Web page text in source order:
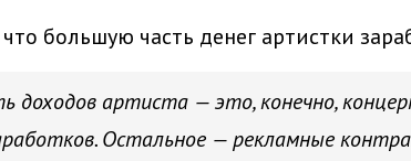
большую часть денег артистки
доходов артиста — это, конечно,
Остальное — рекламные